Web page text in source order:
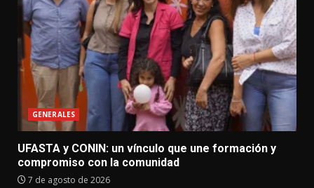
GENERALES
UFASTA y CONIN: un vínculo que une formación y
compromiso con la comunidad
7 de agosto de 2026